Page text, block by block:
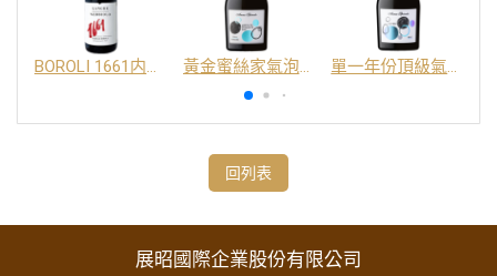
BOROLI 1661内比奧羅紅酒 DOC 黃金蜜絲家氣泡酒 DOC 單一年份頂級氣泡酒 DOC
回列表
展昭國際企業股份有限公司